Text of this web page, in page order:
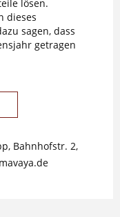
lösen.
dieses
sagen, dass
getragen
Bahnhofstr. 2,